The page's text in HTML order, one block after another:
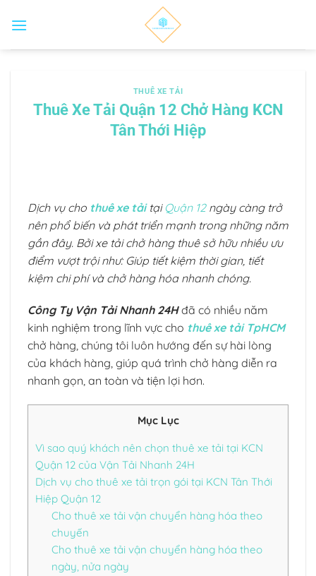
qua
THUÊ XE TẢI
Thuê Xe Tải Quận 12 Chở Hàng KCN
Tân Thới Hiệp
Dịch vụ cho thuê xe tảitại Quận 12ngày càng trở
nên phổ biến và phát triển mạnh trong những năm
gần đây. Bởi xe tải chở hàng thuê sở hữu nhiều ưu
điểm vượt trội như: Giúp tiết kiệm thời gian, tiết
kiệm chi phí và chở hàng hóa nhanh chóng.
Công Ty Vận Tải Nhanh 24H đã có nhiều năm
kinh nghiệm trong lĩnh vực cho thuê xe tải TpHCM
chở hàng, chúng tôi luôn hướng đến sự hài lòng
của khách hàng, giúp quá trình chở hàng diễn ra
nhanh gọn, an toàn và tiện lợi hơn.
Mục Lục
Vì sao quý khách nên chọn thuê xe tải tại KCN
Quận 12 của Vận Tải Nhanh 24H
Dịch vụ cho thuê xe tải trọn gói tại KCN Tân Thới
Hiệp Quận 12
Cho thuê xe tải vận chuyển hàng hóa theo
chuyến
Cho thuê xe tải vận chuyển hàng hóa theo
ngày, nửa ngày